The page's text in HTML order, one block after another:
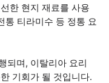
한 현지 재료를 사용
통 티라미수 등 정통 요
되며, 이탈리아 요리
기회가 될 것입니다.